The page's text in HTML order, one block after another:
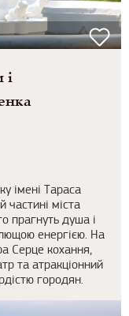
і
імені Тараса
частині міста
прагнуть душа і
енергією. На
Серце кохання,
та атракціонний
городян.